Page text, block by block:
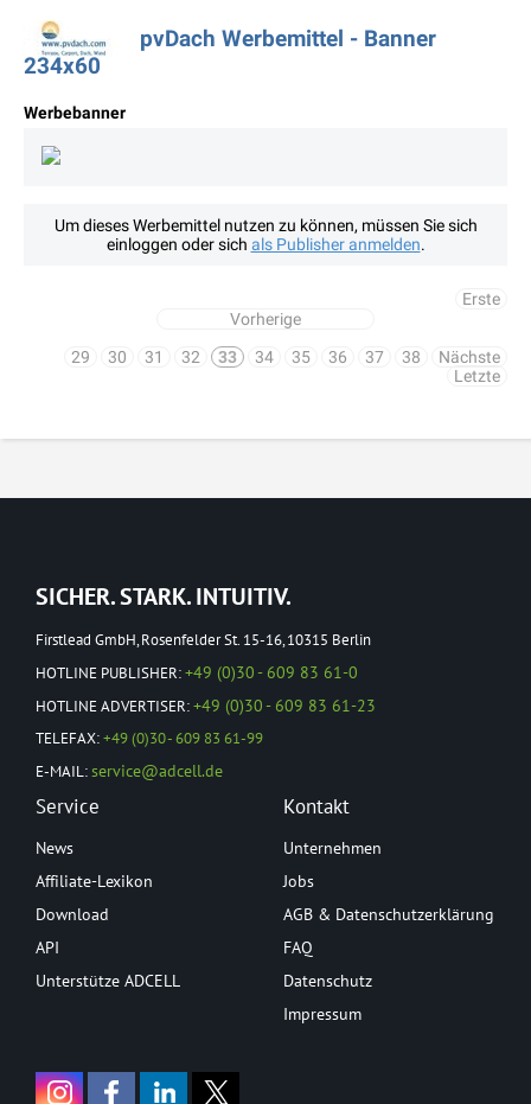
pvDach Werbemittel - Banner
234x60
Werbebanner
Um dieses Werbemittel nutzen zu können, müssen Sie sich
einloggen oder sich als Publisher anmelden.
Erste
Vorherige
29
30 31 32 33 34 35 36 37 38
Nächste
Letzte
SICHER. STARK. INTUITIV.
Firstlead GmbH, Rosenfelder St. 15-16, 10315 Berlin
HOTLINE PUBLISHER:+49 (0)30 - 609 83 61-0
HOTLINE ADVERTISER:+49 (0)30 - 609 83 61-23
TELEFAX:+49 (0)30 - 609 83 61-99
E-MAIL:service@adcell.de
Service
News
Affiliate-Lexikon
Download
API
Unterstütze ADCELL
Kontakt
Unternehmen
Jobs
AGB & Datenschutzerklärung
FAQ
Datenschutz
Impressum